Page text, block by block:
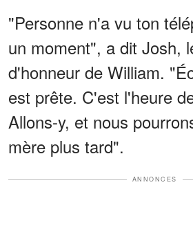
"Personne n'a vu ton
un moment", a dit Josh,
d'honneur de William.
est prête. C'est l'heure
Allons-y, et nous
mère plus tard".
ANNONCES